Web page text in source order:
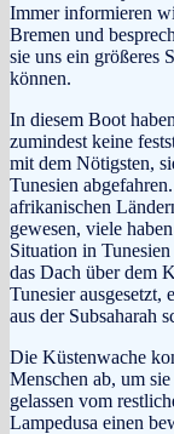
Immer informieren
Bremen und
sie uns ein größeres
können.
In diesem Boot
zumindest keine
mit dem Nötigsten,
Tunesien
afrikanischen
gewesen, viele
Situation in
das Dach über dem
Tunesier ausgesetzt,
aus der Subsaharah
Die Küstenwache
Menschen ab, um
gelassen vom
Lampedusa einen